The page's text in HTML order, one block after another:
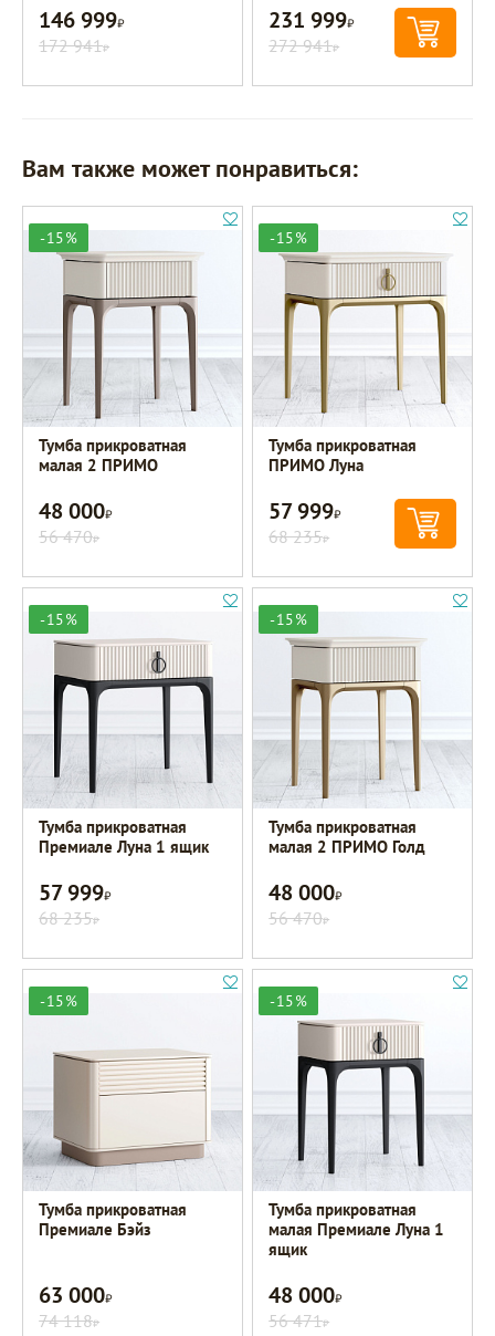
146 999Р
172 941Р
231 999Р
272 941Р
Вам также может понравиться:
-15%
Тумба прикроватная
малая 2 ПРИМО
48 000Р
56 470Р
-15%
Тумба прикроватная
ПРИМО Луна
57 999Р
68 235Р
-15%
Тумба прикроватная
Премиале Луна 1 ящик
57 999Р
68 235Р
-15%
Тумба прикроватная
малая 2 ПРИМО Голд
48 000Р
56 470Р
-15%
Тумба прикроватная
Премиале Бэйз
63 000Р
74 118Р
-15%
Тумба прикроватная
малая Премиале Луна 1
ящик
48 000Р
56 471Р